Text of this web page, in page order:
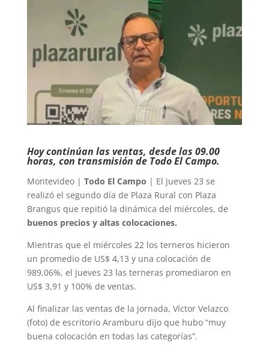
Hoy continúan las ventas, desde las 09.00
horas, con transmisión de Todo El Campo.
Montevideo | Todo El Campo | El jueves 23 se
realizó el segundo día de Plaza Rural con Plaza
Brangus que repitió la dinámica del miércoles, de
buenos precios y altas colocaciones.
Mientras que el miércoles 22 los terneros hicieron
un promedio de US$ 4,13 y una colocación de
989,06%, el jueves 23 las terneras promediaron en
US$ 3,91 y 100% de ventas.
Al finalizar las ventas de la jornada, Víctor Velazco
(foto) de escritorio Aramburu dijo que hubo “muy
buena colocación en todas las categorías”.